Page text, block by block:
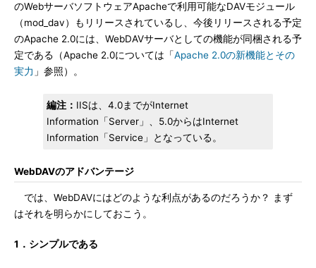
のWebサーバソフトウェアApacheで利用可能なDAVモジュール
（mod_dav）もリリースされているし、今後リリースされる予定
のApache 2.0には、WebDAVサーバとしての機能が同梱される予
定である（Apache 2.0については「Apache 2.0の新機能とその
実力 」参照）。
編注： IISは、4.0までがInternet
Information「Server」、5.0からはInternet
Information「Service」となっている。
WebDAVのアドバンテージ
では、WebDAVにはどのような利点があるのだろうか？ まず
はそれを明らかにしておこう。
1．シンプルである